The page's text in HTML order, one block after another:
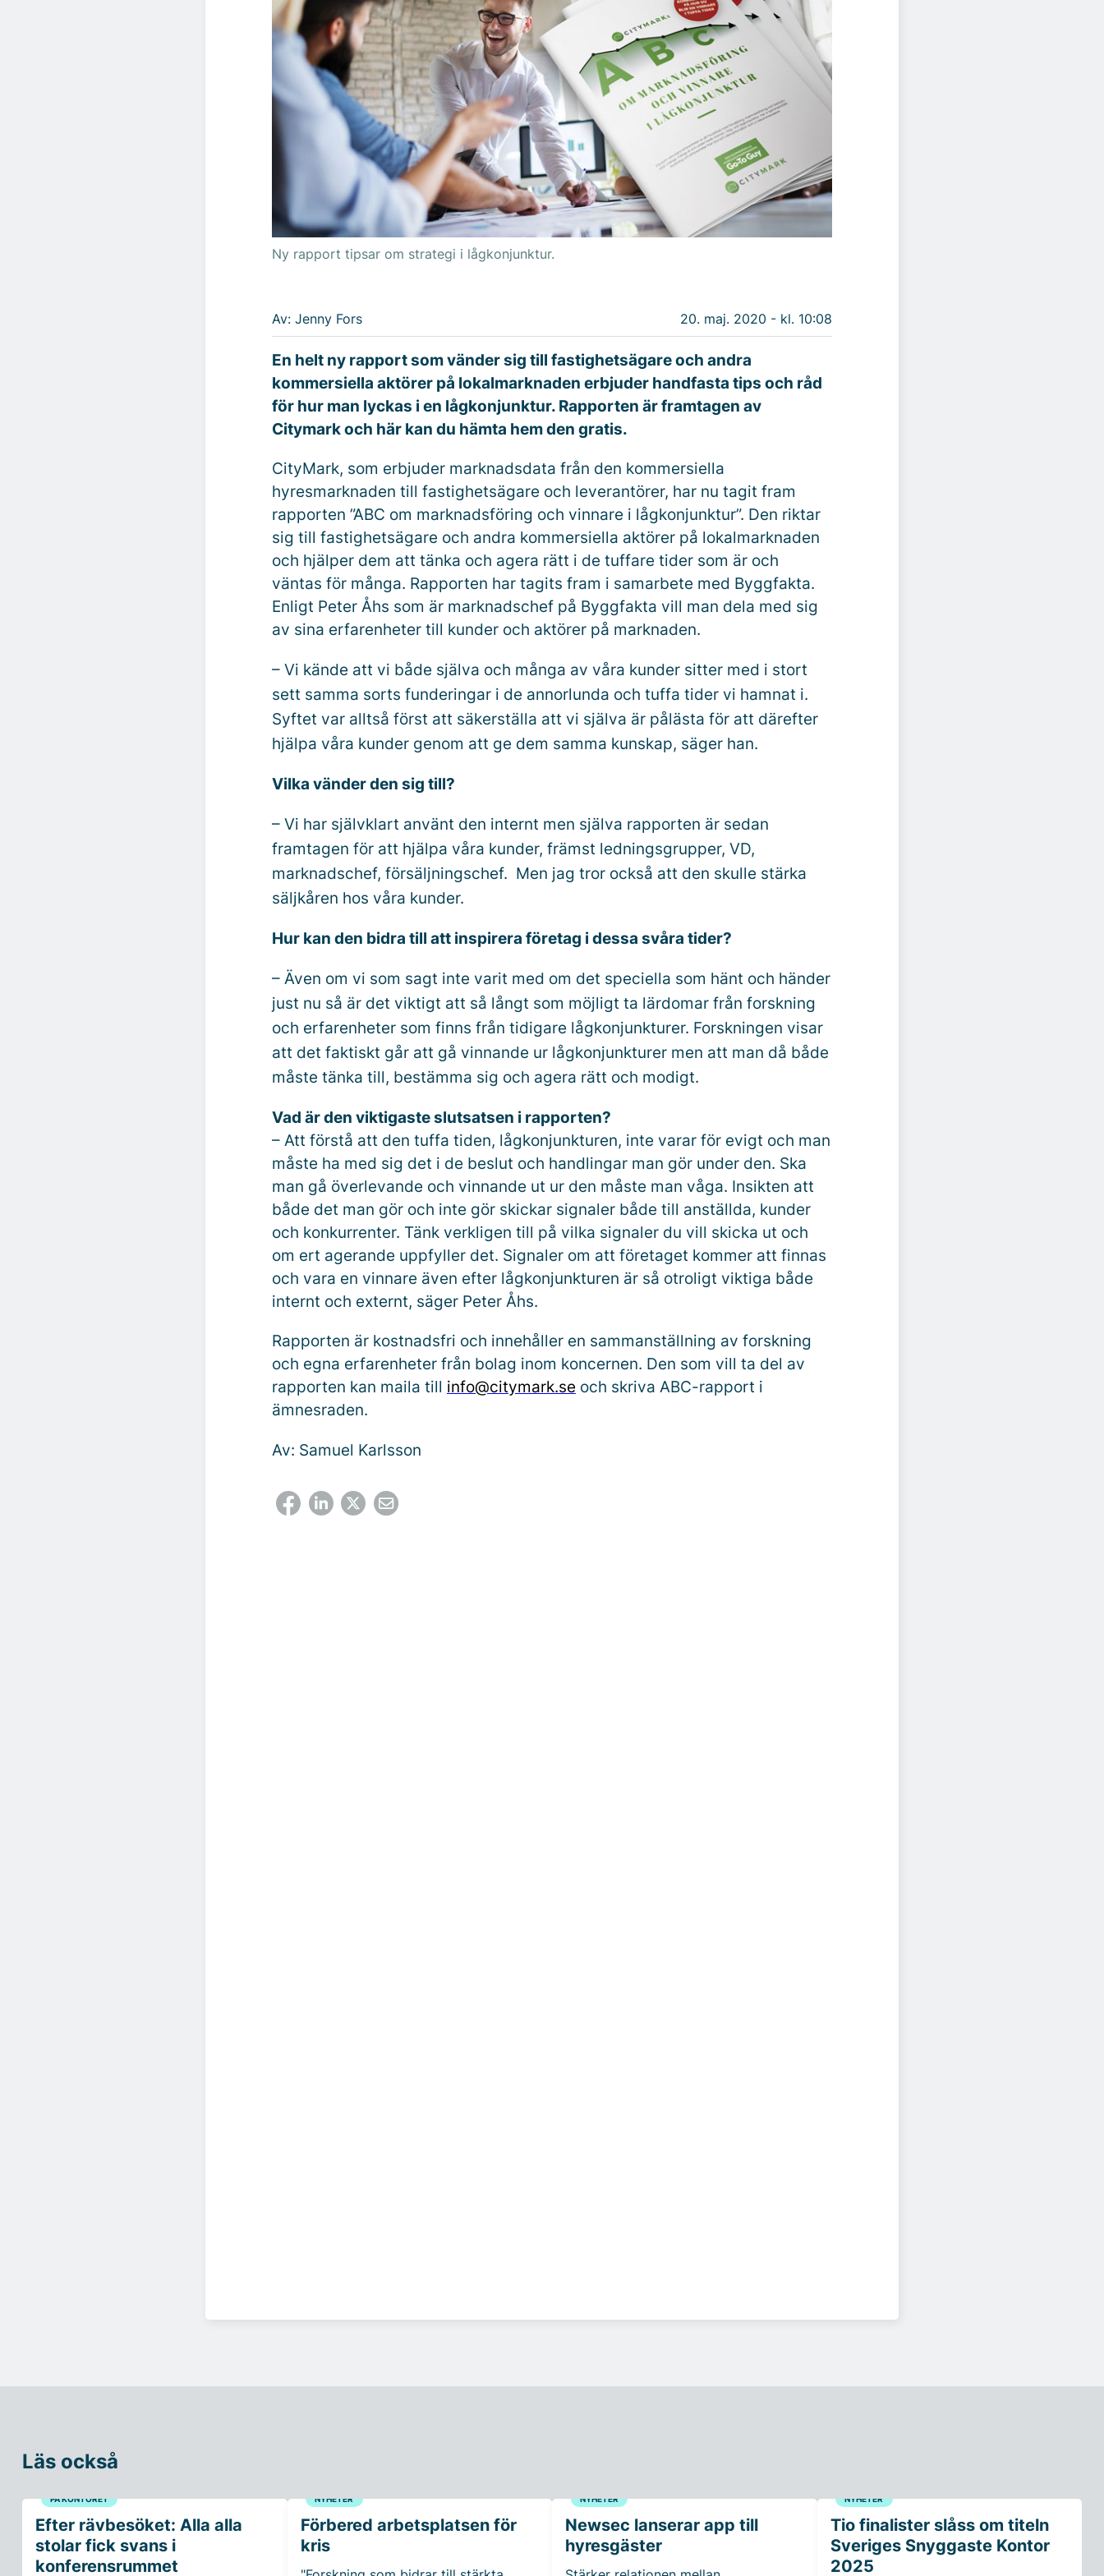
Ny rapport tipsar om strategi i lågkonjunktur.
Av: Jenny Fors 20. maj. 2020 - kl. 10:08
En helt ny rapport som vänder sig till fastighetsägare och andra
kommersiella aktörer på lokalmarknaden erbjuder handfasta tips och råd
för hur man lyckas i en lågkonjunktur. Rapporten är framtagen av
Citymark och här kan du hämta hem den gratis.
CityMark, som erbjuder marknadsdata från den kommersiella
hyresmarknaden till fastighetsägare och leverantörer, har nu tagit fram
rapporten ”ABC om marknadsföring och vinnare i lågkonjunktur”. Den riktar
sig till fastighetsägare och andra kommersiella aktörer på lokalmarknaden
och hjälper dem att tänka och agera rätt i de tuffare tider som är och
väntas för många. Rapporten har tagits fram i samarbete med Byggfakta.
Enligt Peter Åhs som är marknadschef på Byggfakta vill man dela med sig
av sina erfarenheter till kunder och aktörer på marknaden.
– Vi kände att vi både själva och många av våra kunder sitter med i stort
sett samma sorts funderingar i de annorlunda och tuffa tider vi hamnat i.
Syftet var alltså först att säkerställa att vi själva är pålästa för att därefter
hjälpa våra kunder genom att ge dem samma kunskap, säger han.
Vilka vänder den sig till?
– Vi har självklart använt den internt men själva rapporten är sedan
framtagen för att hjälpa våra kunder, främst ledningsgrupper, VD,
marknadschef, försäljningschef. Men jag tror också att den skulle stärka
säljkåren hos våra kunder.
Hur kan den bidra till att inspirera företag i dessa svåra tider?
– Även om vi som sagt inte varit med om det speciella som hänt och händer
just nu så är det viktigt att så långt som möjligt ta lärdomar från forskning
och erfarenheter som finns från tidigare lågkonjunkturer. Forskningen visar
att det faktiskt går att gå vinnande ur lågkonjunkturer men att man då både
måste tänka till, bestämma sig och agera rätt och modigt.
Vad är den viktigaste slutsatsen i rapporten?
– Att förstå att den tuffa tiden, lågkonjunkturen, inte varar för evigt och man
måste ha med sig det i de beslut och handlingar man gör under den. Ska
man gå överlevande och vinnande ut ur den måste man våga. Insikten att
både det man gör och inte gör skickar signaler både till anställda, kunder
och konkurrenter. Tänk verkligen till på vilka signaler du vill skicka ut och
om ert agerande uppfyller det. Signaler om att företaget kommer att finnas
och vara en vinnare även efter lågkonjunkturen är så otroligt viktiga både
internt och externt, säger Peter Åhs.
Rapporten är kostnadsfri och innehåller en sammanställning av forskning
och egna erfarenheter från bolag inom koncernen. Den som vill ta del av
rapporten kan maila till info@citymark.se och skriva ABC-rapport i
ämnesraden.
Av: Samuel Karlsson
Läs också
PÅ KONTORET
Efter rävbesöket: Alla alla
stolar fick svans i
konferensrummet
NYHETER
Förbered arbetsplatsen för
kris
NYHETER
Newsec lanserar app till
hyresgäster
NYHETER
Tio finalister slåss om titeln
Sveriges Snyggaste Kontor
2025